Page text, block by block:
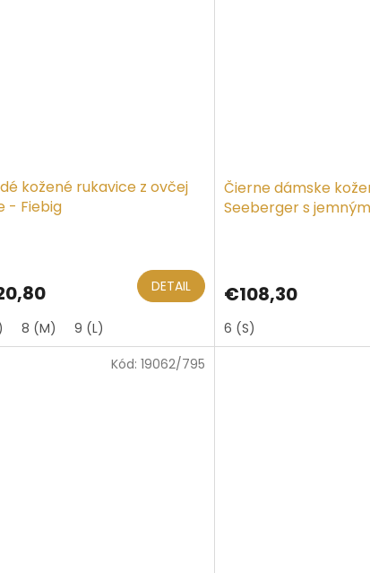
kožené rukavice z ovčej
- Fiebig
DETAIL
8 (M) 9 (L)
Čierne dámske
Seeberger s
€108,30
6 (S)
Kód: 19062/795